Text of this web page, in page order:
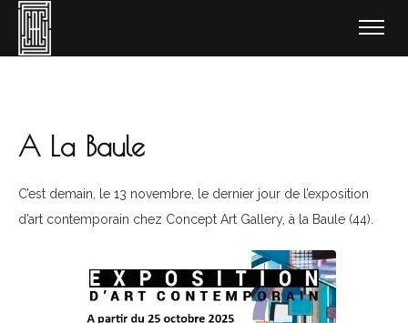
A La Baule
C’est demain, le 13 novembre, le dernier jour de l’exposition
d’art contemporain chez Concept Art Gallery, à la Baule (44).